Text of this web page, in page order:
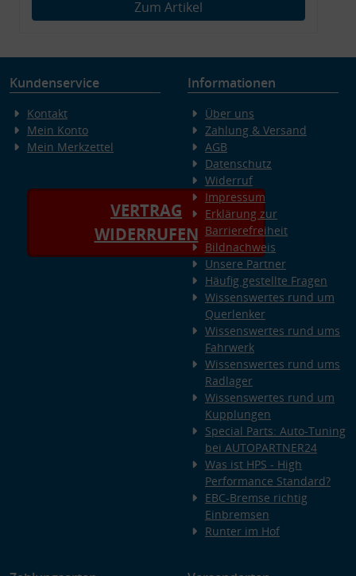
Zum Artikel
Kundenservice
Kontakt
Mein Konto
Mein Merkzettel
VERTRAG
WIDERRUFEN
Informationen
Über uns
Zahlung & Versand
AGB
Datenschutz
Widerruf
Impressum
Erklärung zur
Barrierefreiheit
Bildnachweis
Unsere Partner
Häufig gestellte Fragen
Wissenswertes rund um
Querlenker
Wissenswertes rund ums
Fahrwerk
Wissenswertes rund ums
Radlager
Wissenswertes rund um
Kupplungen
Special Parts: Auto-Tuning
bei AUTOPARTNER24
Was ist HPS - High
Performance Standard?
EBC-Bremse richtig
Einbremsen
Runter im Hof